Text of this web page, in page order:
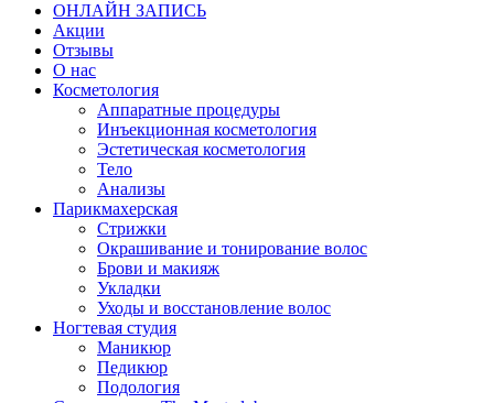
ОНЛАЙН ЗАПИСЬ
Акции
Отзывы
О нас
Косметология
Аппаратные процедуры
Инъекционная косметология
Эстетическая косметология
Тело
Анализы
Парикмахерская
Стрижки
Окрашивание и тонирование волос
Брови и макияж
Укладки
Уходы и восстановление волос
Ногтевая студия
Маникюр
Педикюр
Подология